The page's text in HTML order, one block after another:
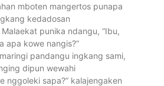
mboten mangertos punapa
kedadosan
punika ndangu, “Ibu,
apa kowe nangis?”
pandangu ingkang sami,
dipun wewahi
nggoleki sapa?” kalajengaken